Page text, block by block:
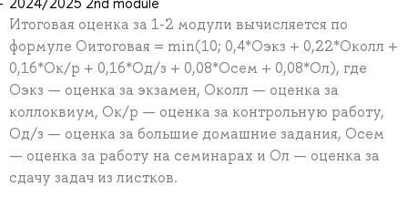
Итоговая оценка за 1-2 модули вычисляется по
формуле Oитоговая = min(10; 0,4*Oэкз + 0,22*Oколл +
0,16*Oк/р + 0,16*Oд/з + 0,08*Oсем + 0,08*Oл), где
Oэкз — оценка за экзамен, Oколл — оценка за
коллоквиум, Oк/р — оценка за контрольную работу,
Oд/з — оценка за большие домашние задания, Oсем
— оценка за работу на семинарах и Oл — оценка за
сдачу задач из листков.